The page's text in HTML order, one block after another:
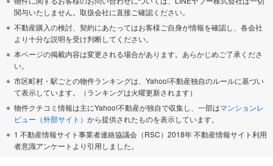
関与いたしません。取扱会社に直接ご確認ください。
不動産購入の検討、契約にあたってはお客様ご自身が情報を確認し、各会社
より十分な説明を受け判断してください。
本ページの掲載内容は変更される場合があります。あらかじめご了承くださ
い。
市区町村・駅ごとの物件ランキングは、Yahoo!不動産独自のルールに基づい
て表示しています。（ランキングは火曜更新されます）
物件クチコミ情報は主にYahoo!不動産が独自で収集し、一部はマンションレ
ビュー（外部サイト） から提供されたものを表示しています。
1 不動産情報サイト事業者連絡協議会（RSC）2018年 不動産情報サイト利用
者意識アンケートより引用しました。